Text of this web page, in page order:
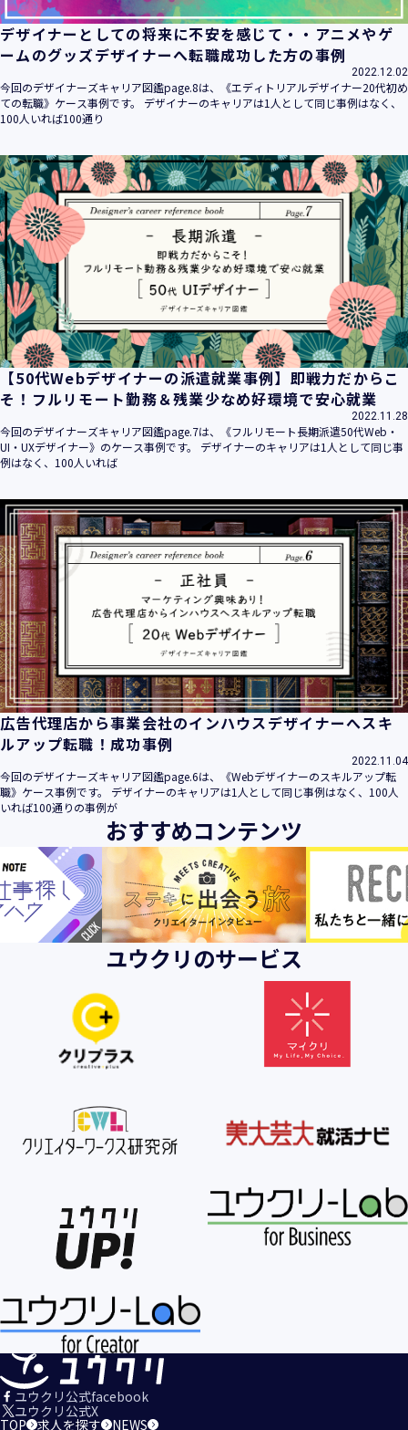
をはかっていきます。
個人情報保護方針に関するお問合せ先 兼 個人情報に関する苦
情・相談窓口
株式会社 ユウクリ 個人情報保護管理責任者 安部 洋平
〒151-0073 東京都渋谷区笹塚1-55-7 マルエスファーストビ
ル 7F
info@y-create.co.jp
電話番号：03-6712-7970（土日休日を除く9:00～18:00）
平成16年 2月 1日
平成21年 3月23日 改訂
平成23年 4月 1日 改訂
平成26年 9月10日 改訂
平成27年 6月24日 改訂
平成28年11月 1日 改訂
平成30年 7月 1日 改訂
令和6年 5月 1日 改訂
令和7年 2月17日 改訂
株式会社ユウクリ（以下「当社」といいます。）が取得する
個人情報とは、個人の識別に係る以下の情報をいいます。
カード情報、ログインID、パスワード、ニックネーム、IPア
ドレス等において、特定の個人を識別できる情報
（他の情報と照合することができ、それにより特定の個人を
識別することができることとなるものを含みます。）
・当社の運営・提供するサービス（以下総称して「当社サー
ビス」といいます。）において、お客様が、当社でご利用に
なったサービスの内容、ご利用日時、ご利用回数などのご利
用内容及びご利用履歴に関する情報
【個人情報の取得・収集について】
当社は、以下の方法により、個人情報を取得させていただき
ます。
当社サービスにおいて、自ら入力された個人情報を、当社は
取得・収集させていただきます。
・電子メール、郵便、書面、電話等の手段により取得・収集
させていただく方法
当社に対し、電子メール、郵便、書面、電話等の手段によっ
て、ご提供いただいた個人情報を、当社は取得・収集させて
いただきます。
・当社等へアクセスされた際に情報を収集させていただく方
す。これらの情報には、利用されるURL、ブラウザや携帯電
話の種類、IPアドレスなどの情報を含みます。
【個人情報の利用目的の公表】
当社は、個人情報を次の利用目的の範囲内で利用すること
第１項及びJISQ15001:2017の附属書A.3.4.2.4に基づき公表し
＜個人情報の利用目的＞
１．当社のサービスを提供するため
２．当社のサービスを安心・安全にご利用いただける環境整
備のため
３．当社のサービスの運営・管理のため
４．当社のサービスに関するご案内、お問い合せ等への対応
５．当社、その他当社のサービスについての調査・データ集
積、改善、研究開発のため
６．当社がおすすめする商品・サービスなどのご案内を送
信・送付するため
７．当社とお客様の間での必要な連絡を行うため
８．当社のサービスに関する当社の規約、ポリシー等（以下
「規約等」といいます。）に違反する行為に対する対応のた
デザイナーとしての将来に不安を感じて・・アニメやゲ
ームのグッズデザイナーへ転職成功した方の事例
2022.12.02
今回のデザイナーズキャリア図鑑page.8は、《エディトリアルデザイナー20代初め
ての転職》ケース事例です。 デザイナーのキャリアは1人として同じ事例はなく、
100人いれば100通り
【50代Webデザイナーの派遣就業事例】即戦力だからこ
そ！フルリモート勤務＆残業少なめ好環境で安心就業
2022.11.28
今回のデザイナーズキャリア図鑑page.7は、《フルリモート長期派遣50代Web・
UI・UXデザイナー》のケース事例です。 デザイナーのキャリアは1人として同じ事
例はなく、100人いれば
広告代理店から事業会社のインハウスデザイナーへスキ
ルアップ転職！成功事例
2022.11.04
今回のデザイナーズキャリア図鑑page.6は、《Webデザイナーのスキルアップ転
職》ケース事例です。 デザイナーのキャリアは1人として同じ事例はなく、100人
いれば100通りの事例が
おすすめコンテンツ
ユウクリのサービス
ユウクリ公式facebook
ユウクリ公式X
TOP 求人を探す NEWS